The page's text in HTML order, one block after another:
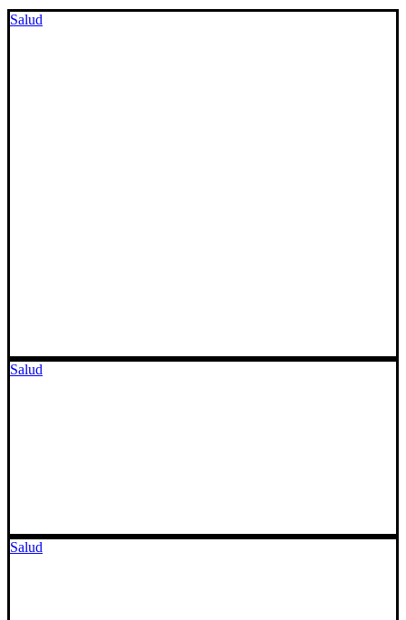
Salud
Salud
Salud